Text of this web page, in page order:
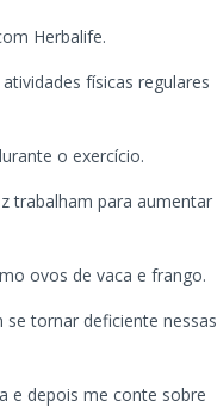
Herbalife.
físicas regulares
o exercício.
trabalham para aumentar
ovos de vaca e frango.
tornar deficiente nessas
e depois me conte sobre